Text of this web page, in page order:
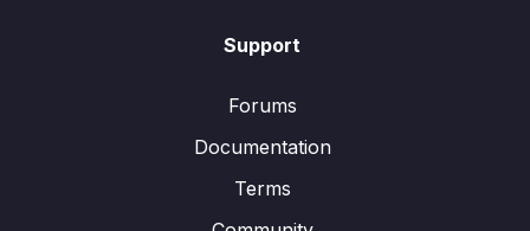
Support
Forums
Documentation
Terms